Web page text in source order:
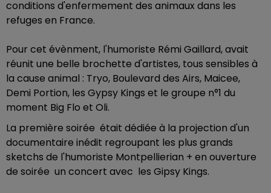
conditions d'enfermement des animaux dans les
refuges en France.
Pour cet évènment, l'humoriste Rémi Gaillard, avait
réunit une belle brochette d'artistes, tous sensibles à
la cause animal : Tryo, Boulevard des Airs, Maicee,
Demi Portion, les Gypsy Kings et le groupe n°1 du
moment Big Flo et Oli.
La première soirée était dédiée à la projection d'un
documentaire inédit regroupant les plus grands
sketchs de l'humoriste Montpellierian + en ouverture
de soirée un concert avec les Gipsy Kings.